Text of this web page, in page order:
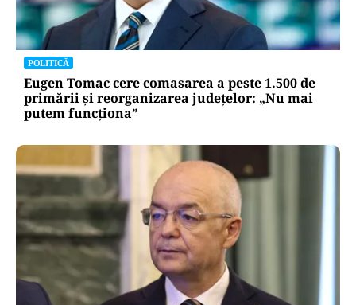
POLITICĂ
Eugen Tomac cere comasarea a peste 1.500 de
primării și reorganizarea județelor: „Nu mai
putem funcționa”